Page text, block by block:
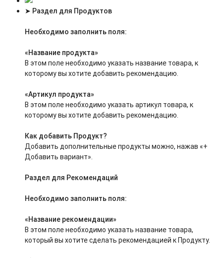
➤ Раздел для Продуктов
Необходимо заполнить поля:
«Название продукта»
В этом поле необходимо указать название товара, к
которому вы хотите добавить рекомендацию.
«Артикул продукта»
В этом поле необходимо указать артикул товара, к
которому вы хотите добавить рекомендацию.
Как добавить Продукт?
Добавить дополнительные продукты можно, нажав «+
Добавить вариант».
Раздел для Рекомендаций
Необходимо заполнить поля:
«Название рекомендации»
В этом поле необходимо указать название товара,
который вы хотите сделать рекомендацией к Продукту.